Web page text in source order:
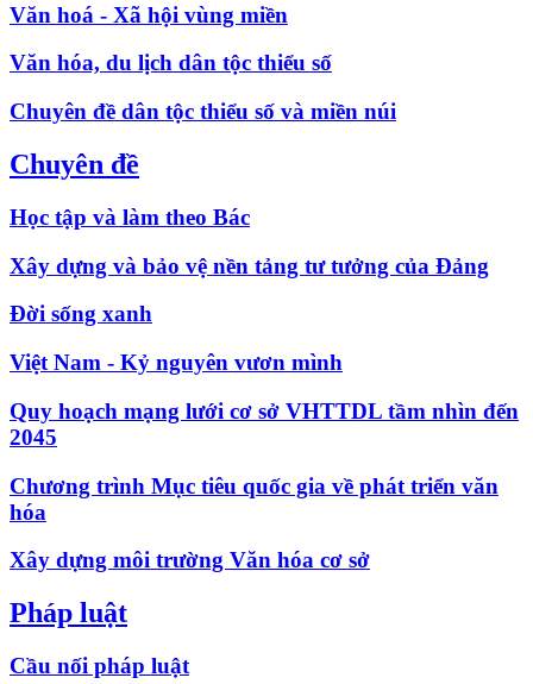
Văn hoá - Xã hội vùng miền
Văn hóa, du lịch dân tộc thiểu số
Chuyên đề dân tộc thiểu số và miền núi
Chuyên đề
Học tập và làm theo Bác
Xây dựng và bảo vệ nền tảng tư tưởng của Đảng
Đời sống xanh
Việt Nam - Kỷ nguyên vươn mình
Quy hoạch mạng lưới cơ sở VHTTDL tầm nhìn đến
2045
Chương trình Mục tiêu quốc gia về phát triển văn
hóa
Xây dựng môi trường Văn hóa cơ sở
Pháp luật
Cầu nối pháp luật